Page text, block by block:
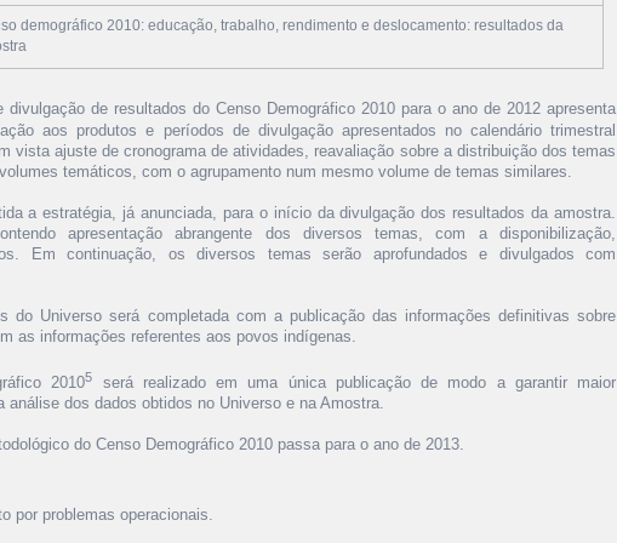
demográfico 2010: educação, trabalho, rendimento e deslocamento: resultados da
divulgação de resultados do Censo Demográfico 2010 para o ano de 2012 apresenta
aos produtos e períodos de divulgação apresentados no calendário trimestral
vista ajuste de cronograma de atividades, reavaliação sobre a distribuição dos temas
temáticos, com o agrupamento num mesmo volume de temas similares.
a estratégia, já anunciada, para o início da divulgação dos resultados da amostra.
apresentação abrangente dos diversos temas, com a disponibilização,
Em continuação, os diversos temas serão aprofundados e divulgados com
do Universo será completada com a publicação das informações definitivas sobre
as informações referentes aos povos indígenas.
20105
será realizado em uma única publicação de modo a garantir maior
dos dados obtidos no Universo e na Amostra.
do Censo Demográfico 2010 passa para o ano de 2013.
por problemas operacionais.